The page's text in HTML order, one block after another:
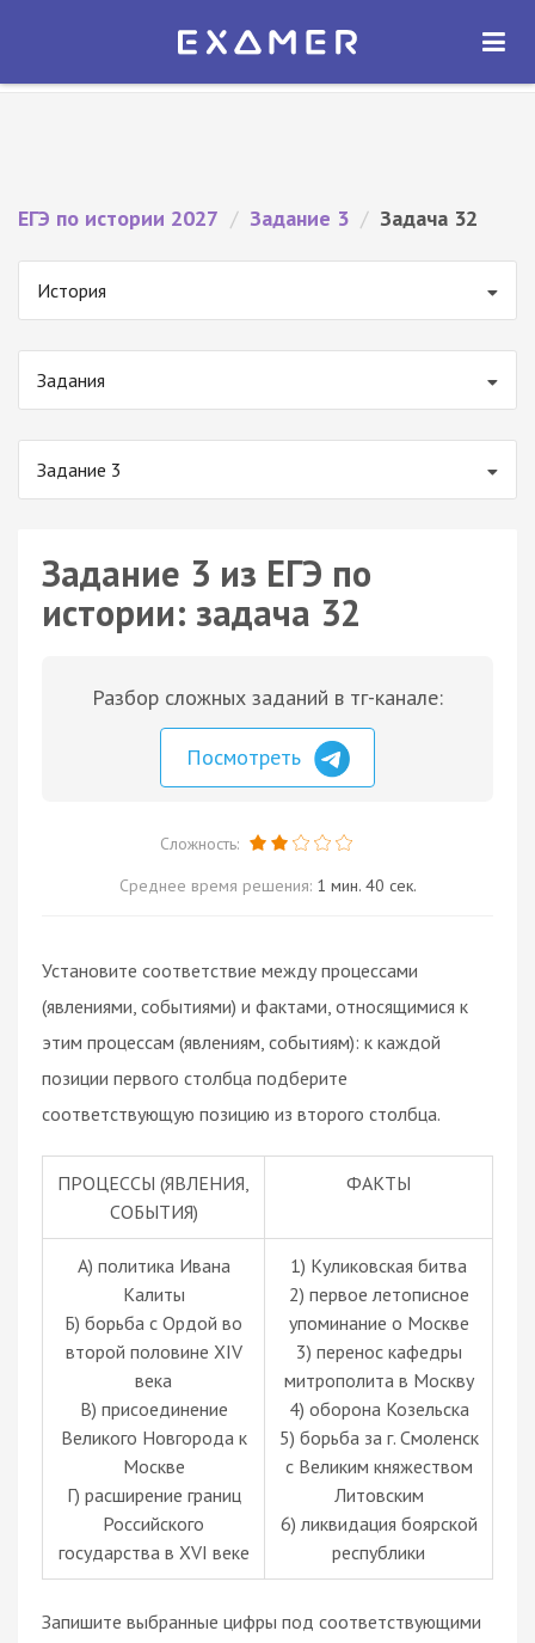
Экзамер — ЕГЭ 2027
ОТКРЫТЬ
ЕГЭ по истории 2027 / Задание 3 / Задача 32
История
Задания
Задание 3
Задание 3 из ЕГЭ по
истории: задача 32
Разбор сложных заданий в тг-канале:
Посмотреть
Сложность:
Среднее время решения: 1 мин. 40 сек.
Установите соответствие между процессами
(явлениями, событиями) и фактами, относящимися к
этим процессам (явлениям, событиям): к каждой
позиции первого столбца подберите
соответствующую позицию из второго столбца.
ПРОЦЕССЫ (ЯВЛЕНИЯ,
СОБЫТИЯ)
ФАКТЫ
А) политика Ивана
Калиты
Б) борьба с Ордой во
второй половине XIV
века
В) присоединение
Великого Новгорода к
Москве
Г) расширение границ
Российского
государства в XVI веке
1) Куликовская битва
2) первое летописное
упоминание о Москве
3) перенос кафедры
митрополита в Москву
4) оборона Козельска
5) борьба за г. Смоленск
с Великим княжеством
Литовским
6) ликвидация боярской
республики
Запишите выбранные цифры под соответствующими